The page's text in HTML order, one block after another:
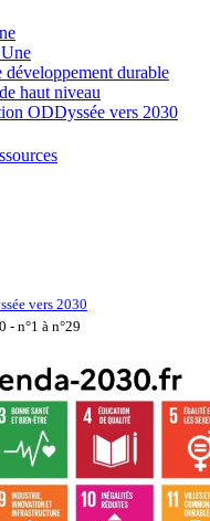
durable
haut niveau
ODDyssée vers 2030
vers 2030
- n°1 à n°29